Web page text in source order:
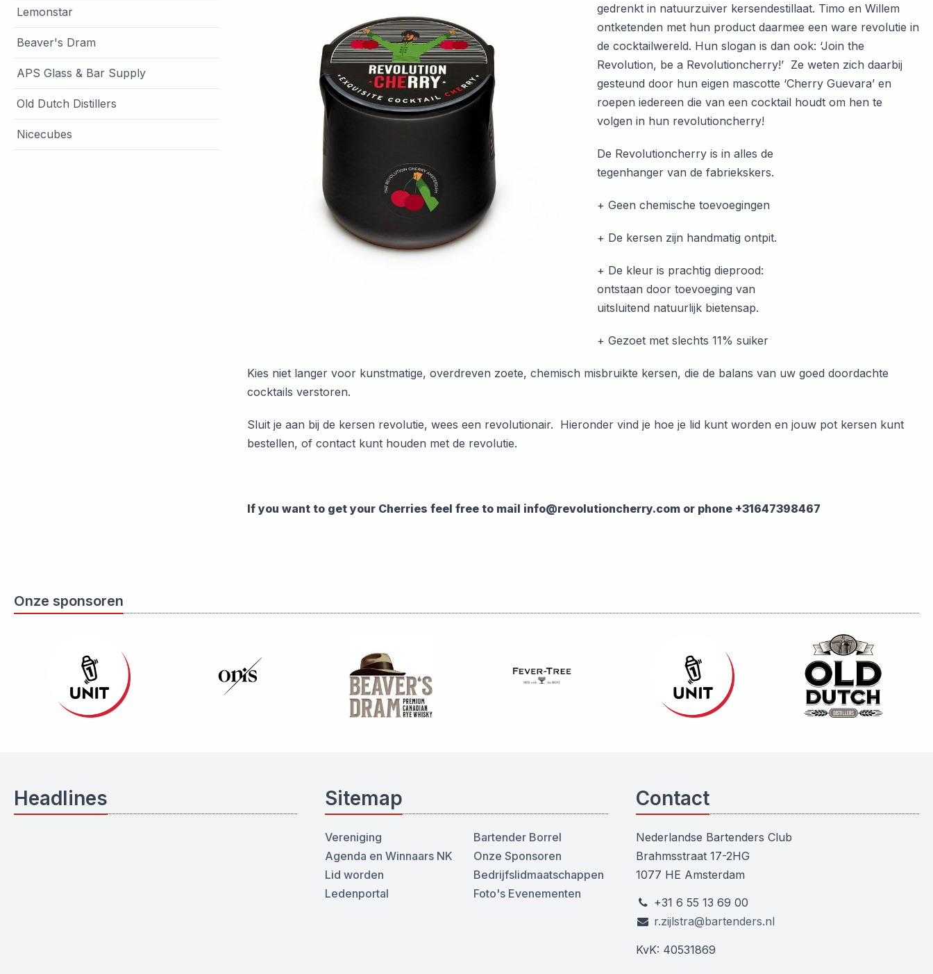
Lemonstar
Beaver's Dram
APS Glass & Bar Supply
Old Dutch Distillers
Nicecubes
gedrenkt in natuurzuiver kersendestillaat. Timo en Willem
ontketenden met hun product daarmee een ware revolutie in
de cocktailwereld. Hun slogan is dan ook: ‘Join the
Revolution, be a Revolutioncherry!’ Ze weten zich daarbij
gesteund door hun eigen mascotte ‘Cherry Guevara’ en
roepen iedereen die van een cocktail houdt om hen te
volgen in hun revolutioncherry!
De Revolutioncherry is in alles de
tegenhanger van de fabriekskers.
+ Geen chemische toevoegingen
+ De kersen zijn handmatig ontpit.
+ De kleur is prachtig dieprood:
ontstaan door toevoeging van
uitsluitend natuurlijk bietensap.
+ Gezoet met slechts 11% suiker
Kies niet langer voor kunstmatige, overdreven zoete, chemisch misbruikte kersen, die de balans van uw goed doordachte
cocktails verstoren.
Sluit je aan bij de kersen revolutie, wees een revolutionair. Hieronder vind je hoe je lid kunt worden en jouw pot kersen kunt
bestellen, of contact kunt houden met de revolutie.
If you want to get your Cherries feel free to mail info@revolutioncherry.com or phone +31647398467
Onze sponsoren
Headlines Sitemap
Vereniging
Agenda en Winnaars NK
Lid worden
Ledenportal
Bartender Borrel
Onze Sponsoren
Bedrijfslidmaatschappen
Foto's Evenementen
Contact
Nederlandse Bartenders Club
Brahmsstraat 17-2HG
1077 HE Amsterdam
+31 6 55 13 69 00
r.zijlstra@bartenders.nl
KvK: 40531869